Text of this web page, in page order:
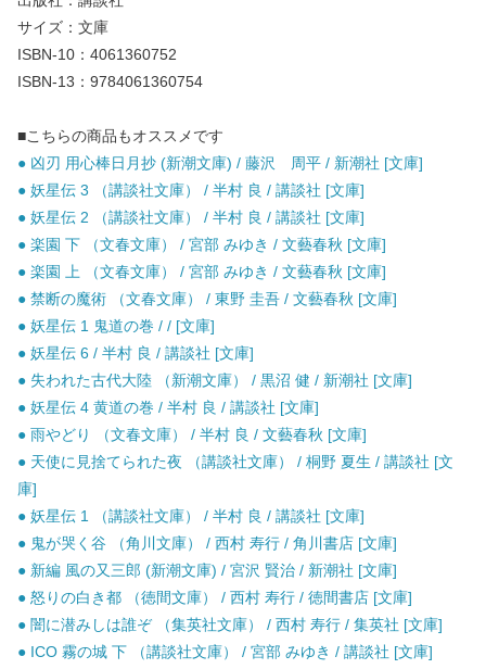
サイズ：文庫
ISBN-10：4061360752
ISBN-13：9784061360754
■こちらの商品もオススメです
● 凶刃 用心棒日月抄 (新潮文庫) / 藤沢 周平 / 新潮社 [文庫]
● 妖星伝 3 （講談社文庫） / 半村 良 / 講談社 [文庫]
● 妖星伝 2 （講談社文庫） / 半村 良 / 講談社 [文庫]
● 楽園 下 （文春文庫） / 宮部 みゆき / 文藝春秋 [文庫]
● 楽園 上 （文春文庫） / 宮部 みゆき / 文藝春秋 [文庫]
● 禁断の魔術 （文春文庫） / 東野 圭吾 / 文藝春秋 [文庫]
● 妖星伝 1 鬼道の巻 / / [文庫]
● 妖星伝 6 / 半村 良 / 講談社 [文庫]
● 失われた古代大陸 （新潮文庫） / 黒沼 健 / 新潮社 [文庫]
● 妖星伝 4 黄道の巻 / 半村 良 / 講談社 [文庫]
● 雨やどり （文春文庫） / 半村 良 / 文藝春秋 [文庫]
● 天使に見捨てられた夜 （講談社文庫） / 桐野 夏生 / 講談社 [文
庫]
● 妖星伝 1 （講談社文庫） / 半村 良 / 講談社 [文庫]
● 鬼が哭く谷 （角川文庫） / 西村 寿行 / 角川書店 [文庫]
● 新編 風の又三郎 (新潮文庫) / 宮沢 賢治 / 新潮社 [文庫]
● 怒りの白き都 （徳間文庫） / 西村 寿行 / 徳間書店 [文庫]
● 闇に潜みしは誰ぞ （集英社文庫） / 西村 寿行 / 集英社 [文庫]
● ICO 霧の城 下 （講談社文庫） / 宮部 みゆき / 講談社 [文庫]